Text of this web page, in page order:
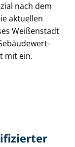
nach dem
aktuellen
Weißenstadt
mit ein.